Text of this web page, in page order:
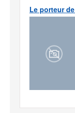
Le porteur